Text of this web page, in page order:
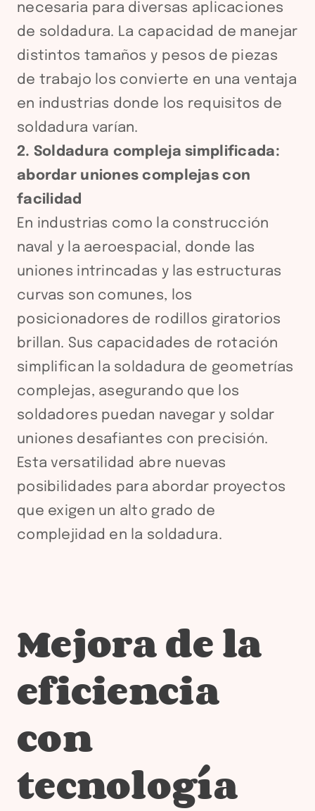
necesaria para diversas aplicaciones
de soldadura. La capacidad de manejar
distintos tamaños y pesos de piezas
de trabajo los convierte en una ventaja
en industrias donde los requisitos de
soldadura varían.
2. Soldadura compleja simplificada:
abordar uniones complejas con
facilidad
En industrias como la construcción
naval y la aeroespacial, donde las
uniones intrincadas y las estructuras
curvas son comunes, los
posicionadores de rodillos giratorios
brillan. Sus capacidades de rotación
simplifican la soldadura de geometrías
complejas, asegurando que los
soldadores puedan navegar y soldar
uniones desafiantes con precisión.
Esta versatilidad abre nuevas
posibilidades para abordar proyectos
que exigen un alto grado de
complejidad en la soldadura.
Mejora de la
eficiencia
con
tecnología